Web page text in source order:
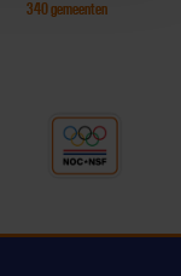
340 gemeenten